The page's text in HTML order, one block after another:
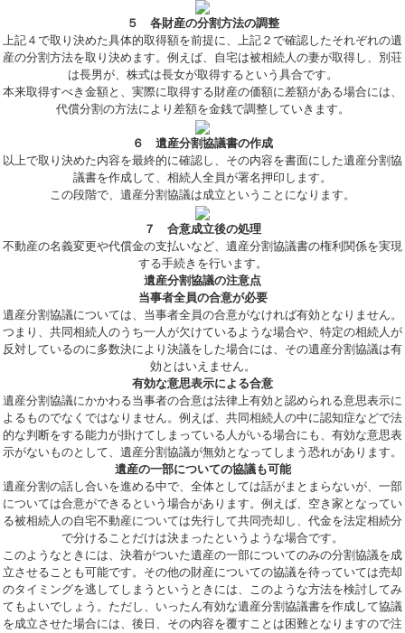
５ 各財産の分割方法の調整
上記４で取り決めた具体的取得額を前提に、上記２で確認したそれぞれの遺
産の分割方法を取り決めます。例えば、自宅は被相続人の妻が取得し、別荘
は長男が、株式は長女が取得するという具合です。
本来取得すべき金額と、実際に取得する財産の価額に差額がある場合には、
代償分割の方法により差額を金銭で調整していきます。
６ 遺産分割協議書の作成
以上で取り決めた内容を最終的に確認し、その内容を書面にした遺産分割協
議書を作成して、相続人全員が署名押印します。
この段階で、遺産分割協議は成立ということになります。
７ 合意成立後の処理
不動産の名義変更や代償金の支払いなど、遺産分割協議書の権利関係を実現
する手続きを行います。
遺産分割協議の注意点
当事者全員の合意が必要
遺産分割協議については、当事者全員の合意がなければ有効となりません。
つまり、共同相続人のうち一人が欠けているような場合や、特定の相続人が
反対しているのに多数決により決議をした場合には、その遺産分割協議は有
効とはいえません。
有効な意思表示による合意
遺産分割協議にかかわる当事者の合意は法律上有効と認められる意思表示に
よるものでなくではなりません。例えば、共同相続人の中に認知症などで法
的な判断をする能力が掛けてしまっている人がいる場合にも、有効な意思表
示がないものとして、遺産分割協議が無効となってしまう恐れがあります。
遺産の一部についての協議も可能
遺産分割の話し合いを進める中で、全体としては話がまとまらないが、一部
については合意ができるという場合があります。例えば、空き家となってい
る被相続人の自宅不動産については先行して共同売却し、代金を法定相続分
で分けることだけは決まったというような場合です。
このようなときには、決着がついた遺産の一部についてのみの分割協議を成
立させることも可能です。その他の財産についての協議を待っていては売却
のタイミングを逃してしまうというときには、このような方法を検討してみ
てもよいでしょう。ただし、いったん有効な遺産分割協議書を作成して協議
を成立させた場合には、後日、その内容を覆すことは困難となりますので注